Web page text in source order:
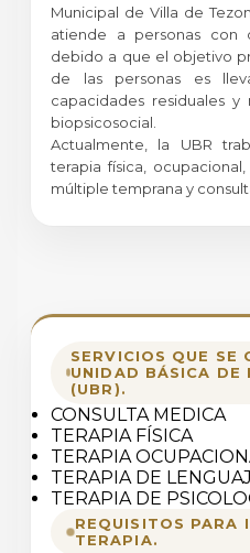
Municipal de Villa de
atiende a personas con
debido a que el objetivo
de las personas es
capacidades residuales
biopsicosocial.
Actualmente, la UBR
terapia física,
múltiple temprana y
SERVICIOS QUE SE
UNIDAD BÁSICA DE
(UBR).
CONSULTA MEDICA
TERAPIA FÍSICA
TERAPIA
TERAPIA DE
TERAPIA DE
REQUISITOS PARA
TERAPIA.